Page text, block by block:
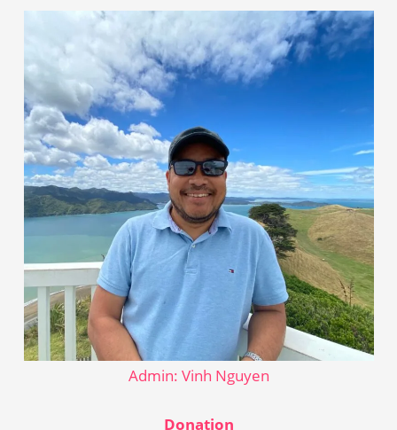
Admin: Vinh Nguyen
Donation